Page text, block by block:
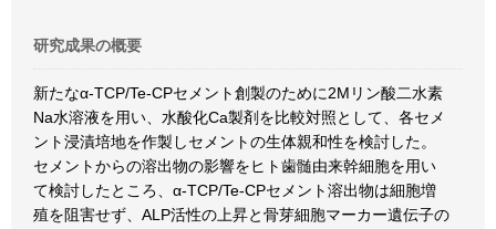
研究成果の概要
新たなα-TCP/Te-CPセメント創製のために2Mリン酸二水素
Na水溶液を用い、水酸化Ca製剤を比較対照として、各セメ
ント浸漬培地を作製しセメントの生体親和性を検討した。
セメントからの溶出物の影響をヒト歯髄由来幹細胞を用い
て検討したところ、α-TCP/Te-CPセメント溶出物は細胞増
殖を阻害せず、ALP活性の上昇と骨芽細胞マーカー遺伝子の